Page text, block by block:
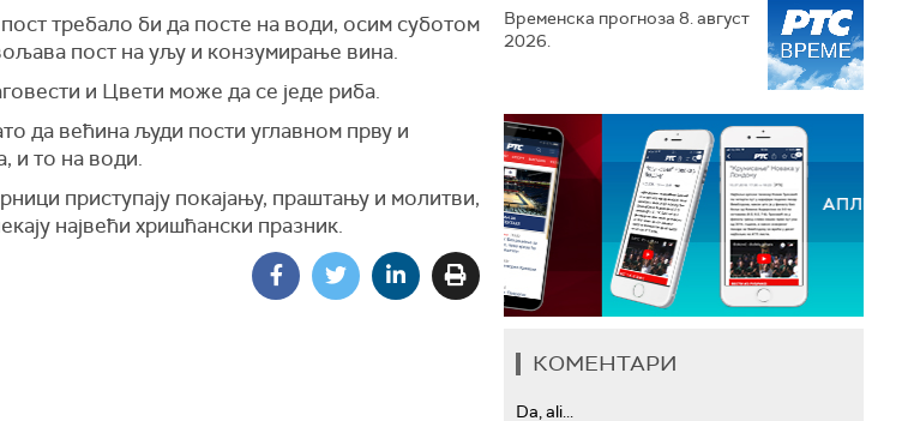
требало би да посте на води, осим суботом
пост на уљу и конзумирање вина.
и Цвети може да се једе риба.
да већина људи пости углавном прву и
и то на води.
приступају покајању, праштању и молитви,
највећи хришћански празник.
Временска прогноза 8. август
2026.
КОМЕНТАРИ
Da, ali...